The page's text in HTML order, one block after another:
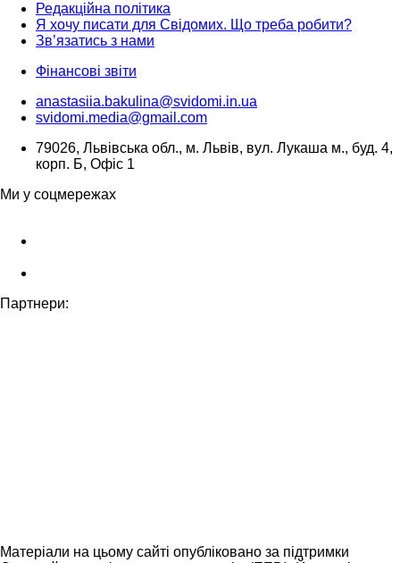
Редакційна політика
Я хочу писати для Свідомих. Що треба робити?
Зв’язатись з нами
Фінансові звіти
anastasiia.bakulina@svidomi.in.ua
svidomi.media@gmail.com
79026, Львівська обл., м. Львів, вул. Лукаша м., буд. 4,
корп. Б, Офіс 1
Ми у соцмережах
Партнери:
Матеріали на цьому сайті опубліковано за підтримки